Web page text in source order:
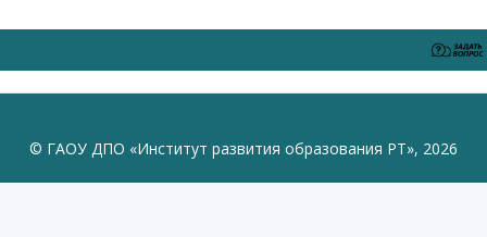
© ГАОУ ДПО «Институт развития образования РТ», 2026